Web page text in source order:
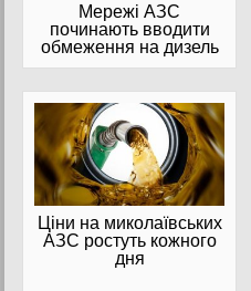
Мережі АЗС
починають вводити
обмеження на дизель
Ціни на миколаївських
АЗС ростуть кожного
дня